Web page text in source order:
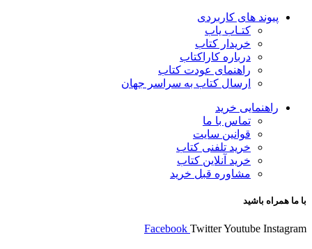
پیوند های کاربردی
کتـاب یاب
خریدار کتاب
درباره کاراکتاب
راهنمای عودت کتاب
ارسال کتاب به سراسر جهان
راهنمایی خرید
تماس با ما
قوانین سایت
خرید تلفنی کتاب
خرید آنلاین کتاب
مشاوره قبل خرید
با ما همراه باشید
Facebook TwitterYoutube Instagram